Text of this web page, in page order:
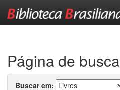
Página de busca
Buscar em: